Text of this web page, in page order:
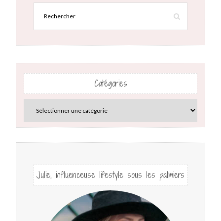
Catégories
Julie, influenceuse lifestyle sous les palmiers